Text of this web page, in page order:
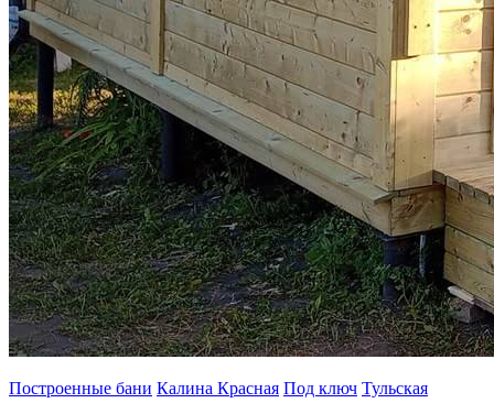
Построенные бани Калина Красная Под ключ Тульская